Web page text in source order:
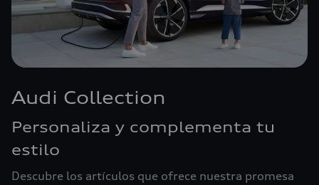
Audi Collection
Personaliza y complementa tu
estilo
Descubre los artículos que ofrece nuestra promesa